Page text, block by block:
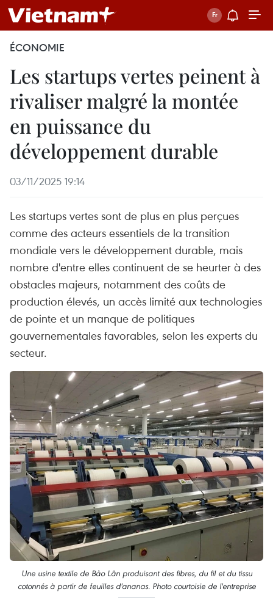
ÉCONOMIE
Les startups vertes peinent à
rivaliser malgré la montée
en puissance du
développement durable
03/11/2025 19:14
Les startups vertes sont de plus en plus perçues
comme des acteurs essentiels de la transition
mondiale vers le développement durable, mais
nombre d'entre elles continuent de se heurter à des
obstacles majeurs, notamment des coûts de
production élevés, un accès limité aux technologies
de pointe et un manque de politiques
gouvernementales favorables, selon les experts du
secteur.
Une usine textile de Bảo Lân produisant des fibres, du fil et du tissu
cotonnés à partir de feuilles d'ananas. Photo courtoisie de l'entreprise